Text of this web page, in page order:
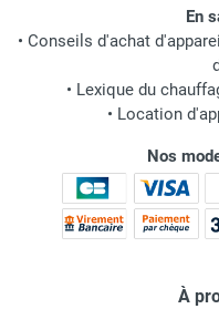
En
• Conseils d'achat
• Lexique du
• Location
Nos
À